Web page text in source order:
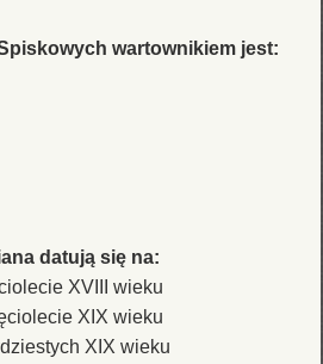
wartownikiem jest:
datują się na:
XVIII wieku
XIX wieku
XIX wieku